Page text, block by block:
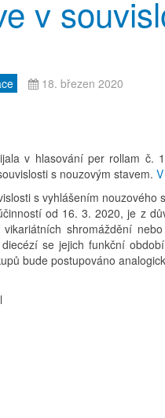
v
18. březen 2020
v hlasování per rollam č.
s nouzovým stavem.
s vyhlášením
od 16. 3. 2020, je z
shromáždění
se jejich funkční
bude postupováno